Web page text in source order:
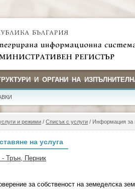
И ОРГАНИ НА
и режими / Списък с услуги / Информация за
на услуга
Трън, Перник
за собственост на земеделска